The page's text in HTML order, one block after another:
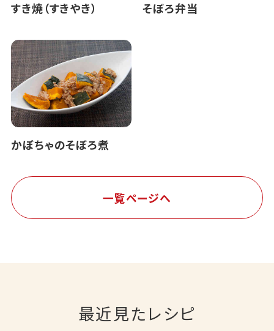
すき焼（すきやき） そぼろ弁当
かぼちゃのそぼろ煮
一覧ページへ
最近見たレシピ